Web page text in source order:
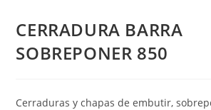
CERRADURA BARRA
SOBREPONER 850
Cerraduras y chapas de embutir,